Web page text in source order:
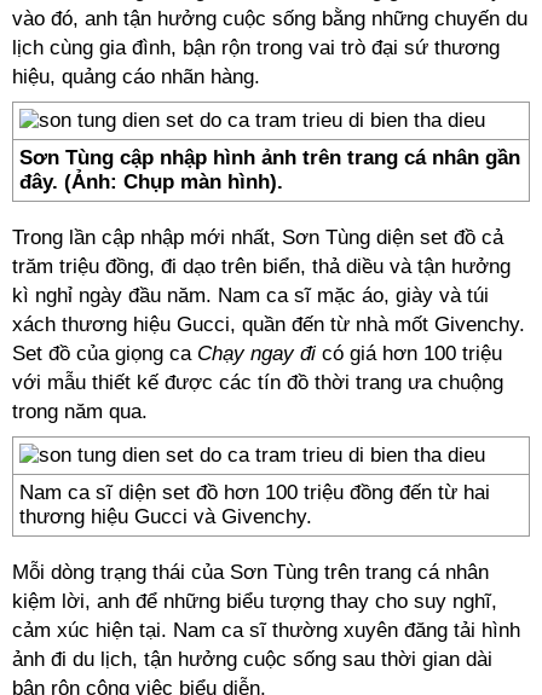
vào đó, anh tận hưởng cuộc sống bằng những chuyến du
lịch cùng gia đình, bận rộn trong vai trò đại sứ thương
hiệu, quảng cáo nhãn hàng.
Sơn Tùng cập nhập hình ảnh trên trang cá nhân gần
đây. (Ảnh: Chụp màn hình).
Trong lần cập nhập mới nhất, Sơn Tùng diện set đồ cả
trăm triệu đồng, đi dạo trên biển, thả diều và tận hưởng
kì nghỉ ngày đầu năm. Nam ca sĩ mặc áo, giày và túi
xách thương hiệu Gucci, quần đến từ nhà mốt Givenchy.
Set đồ của giọng ca Chạy ngay đi có giá hơn 100 triệu
với mẫu thiết kế được các tín đồ thời trang ưa chuộng
trong năm qua.
Nam ca sĩ diện set đồ hơn 100 triệu đồng đến từ hai
thương hiệu Gucci và Givenchy.
Mỗi dòng trạng thái của Sơn Tùng trên trang cá nhân
kiệm lời, anh để những biểu tượng thay cho suy nghĩ,
cảm xúc hiện tại. Nam ca sĩ thường xuyên đăng tải hình
ảnh đi du lịch, tận hưởng cuộc sống sau thời gian dài
bận rộn công việc biểu diễn.